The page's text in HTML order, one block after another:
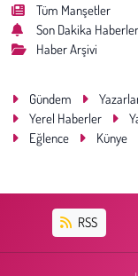
Tüm Manşetler
Son Dakika
Haber Arşivi
Gündem
Yerel Haberler
Eğlence
Künye
RSS